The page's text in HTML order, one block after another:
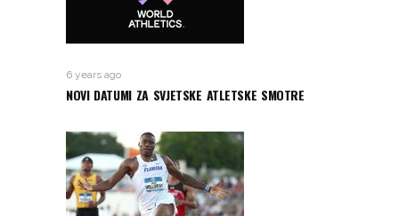
6 years ago
NOVI DATUMI ZA SVJETSKE ATLETSKE SMOTRE